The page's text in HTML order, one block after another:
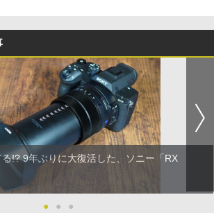
!? 9年ぶりに大復活した、ソニー「RX
● ● ●